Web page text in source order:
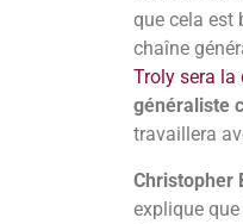
que cela est
chaîne
Troly sera la
généraliste
travaillera
Christopher
explique